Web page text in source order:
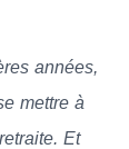
années,
mettre à
Et